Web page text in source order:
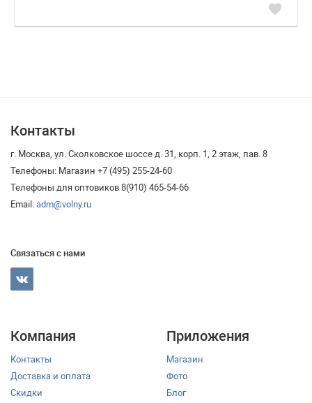
favorite
Контакты
г. Москва, ул. Сколковское шоссе д. 31, корп. 1, 2 этаж, пав. 8
Телефоны: Магазин +7 (495) 255-24-60
Телефоны для оптовиков 8(910) 465-54-66
Email:adm@volny.ru
Связаться с нами
Компания
Контакты
Доставка и оплата
Скидки
Приложения
Магазин
Фото
Блог